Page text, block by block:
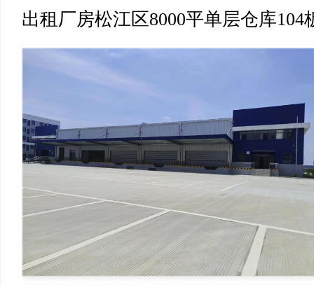
出租厂房松江区8000平单层仓库104